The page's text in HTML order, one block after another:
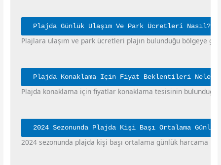
Plajda Günlük Ulaşım Ve Park Ücretleri Nasıl?
Plajlara ulaşım ve park ücretleri plajın bulunduğu bölgeye
Plajda Konaklama Için Fiyat Beklentileri
Plajda konaklama için fiyatlar konaklama tesisinin
2024 Sezonunda Plajda Kişi Başı Ortalama
2024 sezonunda plajda kişi başı ortalama günlük harcama